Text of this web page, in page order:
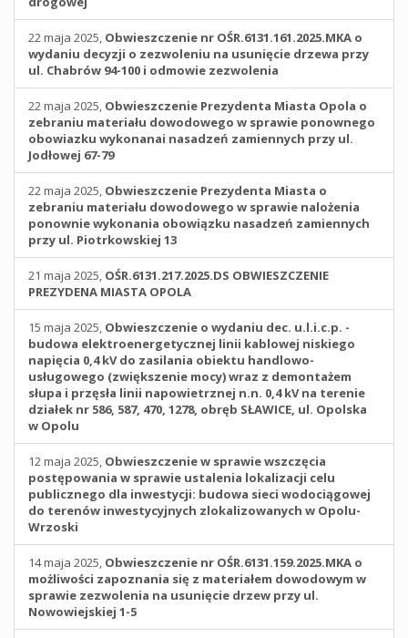
22 maja 2025, Obwieszczenie nr OŚR.6131.161.2025.MKA o
wydaniu decyzji o zezwoleniu na usunięcie drzewa przy
ul. Chabrów 94-100 i odmowie zezwolenia
22 maja 2025, Obwieszczenie Prezydenta Miasta Opola o
zebraniu materiału dowodowego w sprawie ponownego
obowiazku wykonanai nasadzeń zamiennych przy ul.
Jodłowej 67-79
22 maja 2025, Obwieszczenie Prezydenta Miasta o
zebraniu materiału dowodowego w sprawie nalożenia
ponownie wykonania obowiązku nasadzeń zamiennych
przy ul. Piotrkowskiej 13
21 maja 2025, OŚR.6131.217.2025.DS OBWIESZCZENIE
PREZYDENA MIASTA OPOLA
15 maja 2025, Obwieszczenie o wydaniu dec. u.l.i.c.p. -
budowa elektroenergetycznej linii kablowej niskiego
napięcia 0,4 kV do zasilania obiektu handlowo-
usługowego (zwiększenie mocy) wraz z demontażem
słupa i przęsła linii napowietrznej n.n. 0,4 kV na terenie
działek nr 586, 587, 470, 1278, obręb SŁAWICE, ul. Opolska
w Opolu
12 maja 2025, Obwieszczenie w sprawie wszczęcia
postępowania w sprawie ustalenia lokalizacji celu
publicznego dla inwestycji: budowa sieci wodociągowej
do terenów inwestycyjnych zlokalizowanych w Opolu-
Wrzoski
14 maja 2025, Obwieszczenie nr OŚR.6131.159.2025.MKA o
możliwości zapoznania się z materiałem dowodowym w
sprawie zezwolenia na usunięcie drzew przy ul.
Nowowiejskiej 1-5